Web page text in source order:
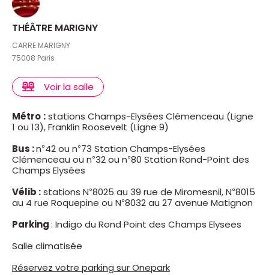
THÉÂTRE MARIGNY
CARRE MARIGNY
75008 Paris
Voir la salle
Métro :stations Champs-Elysées Clémenceau (Ligne
1 ou 13), Franklin Roosevelt (Ligne 9)
Bus :n°42 ou n°73 Station Champs-Elysées
Clémenceau ou n°32 ou n°80 Station Rond-Point des
Champs Elysées
Vélib :stations N°8025 au 39 rue de Miromesnil, N°8015
au 4 rue Roquepine ou N°8032 au 27 avenue Matignon
Parking: Indigo du Rond Point des Champs Elysees
Salle climatisée
Réservez votre parking sur Onepark